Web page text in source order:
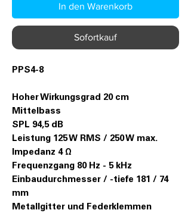
In den Warenkorb
Sofortkauf
PPS4-8
Hoher Wirkungsgrad 20 cm
Mittelbass
SPL 94,5 dB
Leistung 125 W RMS / 250 W max.
Impedanz 4 Ω
Frequenzgang 80 Hz - 5 kHz
Einbaudurchmesser / -tiefe 181 / 74
mm
Metallgitter und Federklemmen